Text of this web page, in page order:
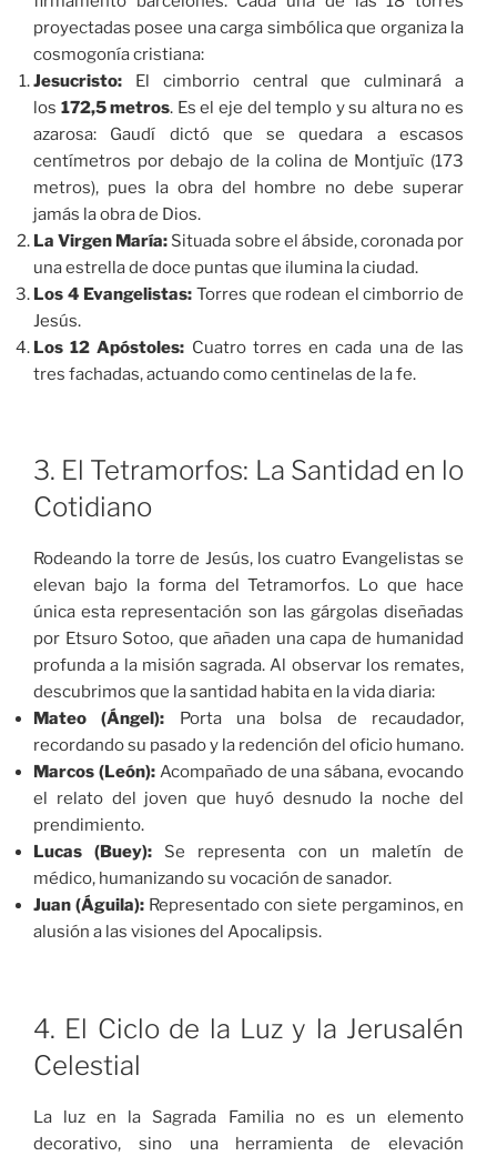
proyectadas posee una carga simbólica que organiza la
cosmogonía cristiana:
Jesucristo: El cimborrio central que culminará a
los 172,5 metros. Es el eje del templo y su altura no es
azarosa: Gaudí dictó que se quedara a escasos
centímetros por debajo de la colina de Montjuïc (173
metros), pues la obra del hombre no debe superar
jamás la obra de Dios.
La Virgen María: Situada sobre el ábside, coronada por
una estrella de doce puntas que ilumina la ciudad.
Los 4 Evangelistas: Torres que rodean el cimborrio de
Jesús.
Los 12 Apóstoles: Cuatro torres en cada una de las
tres fachadas, actuando como centinelas de la fe.
3. El Tetramorfos: La Santidad en lo
Cotidiano
Rodeando la torre de Jesús, los cuatro Evangelistas se
elevan bajo la forma del Tetramorfos. Lo que hace
única esta representación son las gárgolas diseñadas
por Etsuro Sotoo, que añaden una capa de humanidad
profunda a la misión sagrada. Al observar los remates,
descubrimos que la santidad habita en la vida diaria:
Mateo (Ángel): Porta una bolsa de recaudador,
recordando su pasado y la redención del oficio humano.
Marcos (León):Acompañado de una sábana, evocando
el relato del joven que huyó desnudo la noche del
prendimiento.
Lucas (Buey): Se representa con un maletín de
médico, humanizando su vocación de sanador.
Juan (Águila): Representado con siete pergaminos, en
alusión a las visiones del Apocalipsis.
4. El Ciclo de la Luz y la Jerusalén
Celestial
La luz en la Sagrada Familia no es un elemento
decorativo, sino una herramienta de elevación